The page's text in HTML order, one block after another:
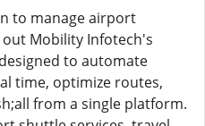
to manage airport
Mobility Infotech's
to automate
time, optimize routes,
from a single platform.